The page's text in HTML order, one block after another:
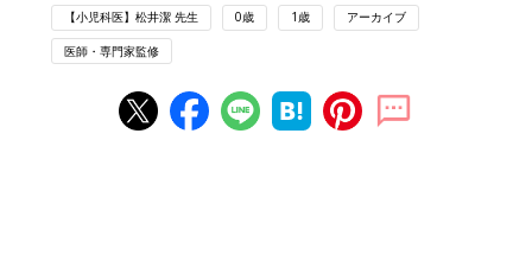
【小児科医】松井潔 先生 0歳 1歳 アーカイブ
医師・専門家監修